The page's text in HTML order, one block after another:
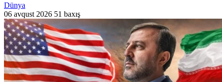
Dünya
06 avqust 2026 51 baxış